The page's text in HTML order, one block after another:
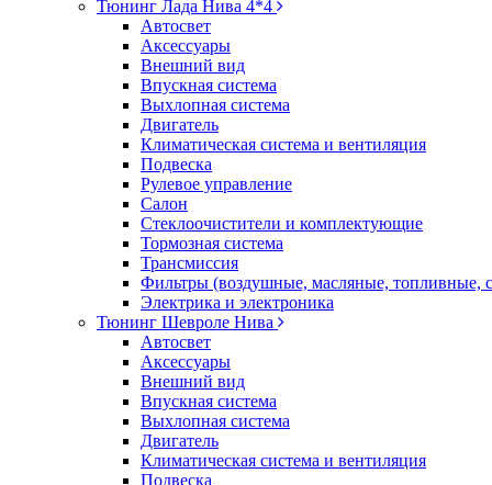
Тюнинг Лада Нива 4*4
Автосвет
Аксессуары
Внешний вид
Впускная система
Выхлопная система
Двигатель
Климатическая система и вентиляция
Подвеска
Рулевое управление
Салон
Стеклоочистители и комплектующие
Тормозная система
Трансмиссия
Фильтры (воздушные, масляные, топливные,
Электрика и электроника
Тюнинг Шевроле Нива
Автосвет
Аксессуары
Внешний вид
Впускная система
Выхлопная система
Двигатель
Климатическая система и вентиляция
Подвеска